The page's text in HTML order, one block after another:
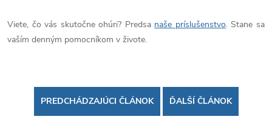
Viete, čo vás skutočne ohúri? Predsa naše príslušenstvo. Stane sa
vaším denným pomocníkom v živote.
PREDCHÁDZAJÚCI ČLÁNOK ĎALŠÍ ČLÁNOK